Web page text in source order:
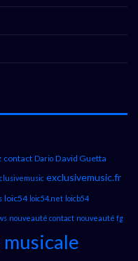
contact Dario David Guetta
exclusivemusic.fr
loic54 loic54.net loicb54
nouveauté contact nouveauté fg